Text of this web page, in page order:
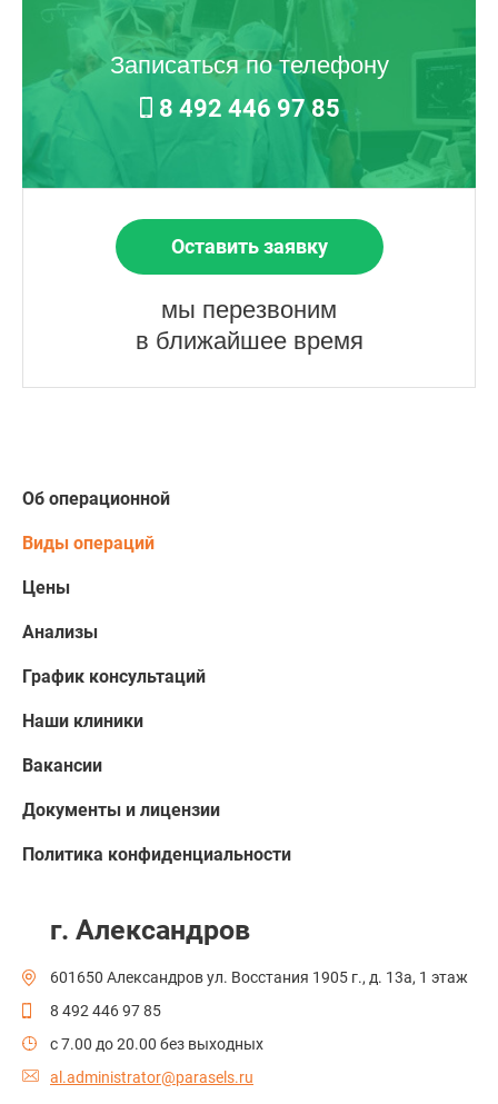
Записаться по телефону
8 492 446 97 85
Оставить заявку
мы перезвоним
в ближайшее время
Об операционной
Виды операций
Цены
Анализы
График консультаций
Наши клиники
Вакансии
Документы и лицензии
Политика конфиденциальности
г. Александров
601650 Александров ул. Восстания 1905 г., д. 13а, 1 этаж
8 492 446 97 85
c 7.00 до 20.00 без выходных
al.administrator@parasels.ru